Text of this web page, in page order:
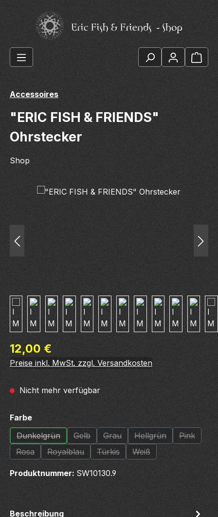
Zum Hauptinhalt springen
Accessoires
"ERIC FISH & FRIENDS"
Ohrstecker
Shop
Bildergalerie überspringen
Regulärer Preis:
12,00 €
Preise inkl. MwSt. zzgl. Versandkosten
Nicht mehr verfügbar
Farbeauswählen
Dunkelgrün
(Diese Option ist zurzeit nicht verfügbar.)
Gelb
(Diese Option ist zurzeit nicht verfügbar.)
Grau
(Diese Option ist zurzeit nicht
Hellgrün
(Diese Option ist
Pink
(Diese
Rosa
(Diese Option ist zurzeit nicht verfügbar.)
Royalblau
(Diese Option ist zurzeit nicht verfügbar.)
Türkis
(Diese Option ist zurzeit nicht
Weiß
(Diese Option ist
Produktnummer:SW10130.9
Beschreibung